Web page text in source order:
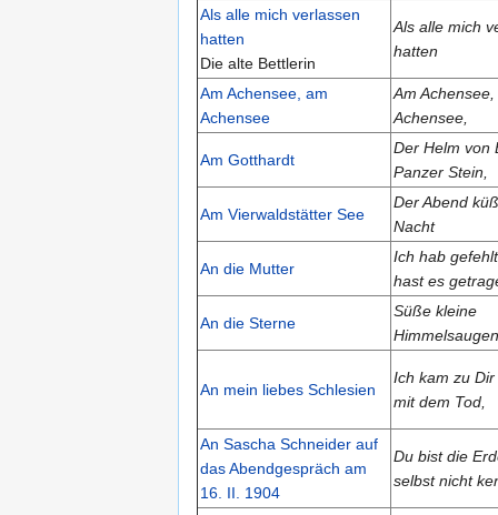
Als alle mich verlassen
hatten
Die alte Bettlerin
Als alle mich
hatten
Am Achensee, am
Achensee
Am
Achensee,
Am Gotthardt
Der Helm von
Panzer Stein,
Am Vierwaldstätter See
Der Abend
Nacht
An die Mutter
Ich hab
hast es
An die Sterne
Süße kleine
Himmelsaugen
An mein liebes Schlesien
Ich kam zu
mit dem Tod,
An Sascha Schneider auf
das Abendgespräch am
16. II. 1904
Du bist die
selbst nicht